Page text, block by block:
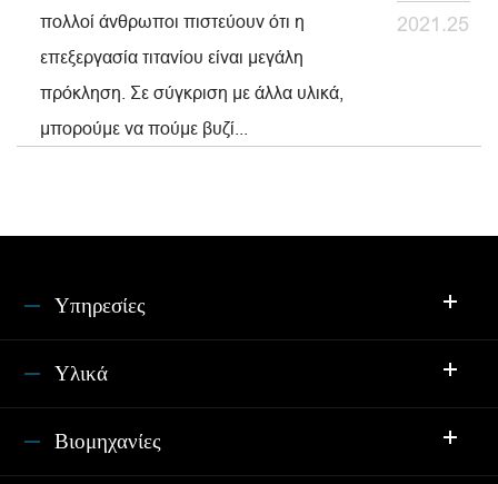
πολλοί άνθρωποι πιστεύουν ότι η
επεξεργασία τιτανίου είναι μεγάλη
πρόκληση. Σε σύγκριση με άλλα υλικά,
μπορούμε να πούμε βυζί...
2021.25
Υπηρεσίες
Υλικά
Βιομηχανίες